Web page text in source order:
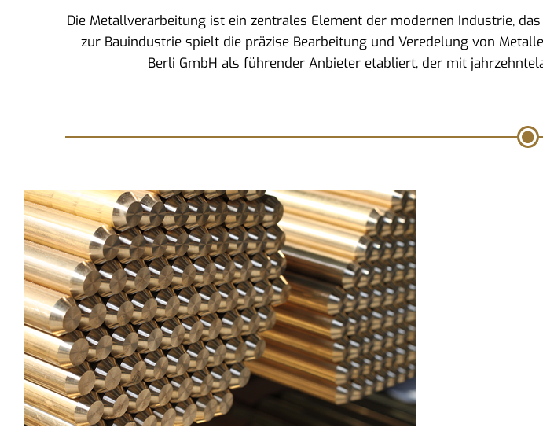
Die Metallverarbeitung ist ein zentrales Element der modernen Industrie,
zur Bauindustrie spielt die präzise Bearbeitung und Veredelung von
Berli GmbH als führender Anbieter etabliert, der mit